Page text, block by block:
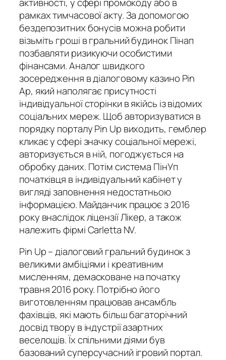
рамках тимчасової акту. За допомогою
бездепозитних бонусів можна робити
візьміть гроші в гральний будинок Пінап
позбавляти ризикуючи особистими
фінансами. Аналог швидкого
зосередження в діалоговому казино Pin
Ap, який наполягає присутності
індивідуальної сторінки в якійсь із відомих
соціальних мереж. Щоб авторизуватися в
порядку порталу Pin Up виходить, гемблер
кликає у сфері значку соціальної мережі,
авторизується в ній, погоджується на
обробку даних. Потім система ПінУп
початківця в індивідуальний кабінет у
вигляді заповнення недостатньою
інформацією. Майданчик працює з 2016
року внаслідок ліцензії Лікер, а також
належить фірмі Carletta NV.
Pin Up – діалоговий гральний будинок з
великими амбіціями і креативним
мисленням, демасковане на початку
травня 2016 року. Потрібно його
виготовленням працював ансамбль
фахівців, які мають більш багаторічний
досвід твору в індустрії азартних
веселощів. Їх спільними діями був
базований суперсучасний ігровий портал.